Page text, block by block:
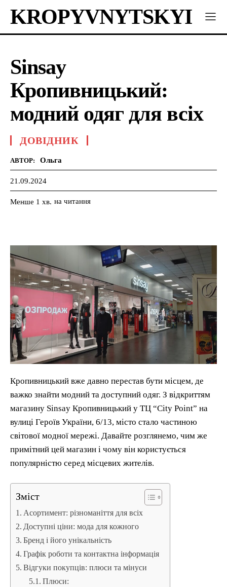
KROPYVNYTSKYI
Sinsay
Кропивницький:
модний одяг для всіх
ДОВІДНИК
АВТОР: Ольга
21.09.2024
Менше 1 хв. на читання
Кропивницький вже давно перестав бути місцем, де
важко знайти модний та доступний одяг. З відкриттям
магазину Sinsay Кропивницький у ТЦ “City Point” на
вулиці Героїв України, 6/13, місто стало частиною
світової модної мережі. Давайте розглянемо, чим же
примітний цей магазин і чому він користується
популярністю серед місцевих жителів.
Зміст
Асортимент: різноманіття для всіх
Доступні ціни: мода для кожного
Бренд і його унікальність
Графік роботи та контактна інформація
Відгуки покупців: плюси та мінуси
Плюси: